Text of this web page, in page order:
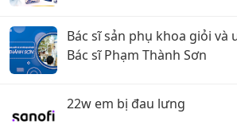
Bác sĩ sản phụ khoa giỏi và
Bác sĩ Phạm Thành Sơn
22w em bị đau lưng